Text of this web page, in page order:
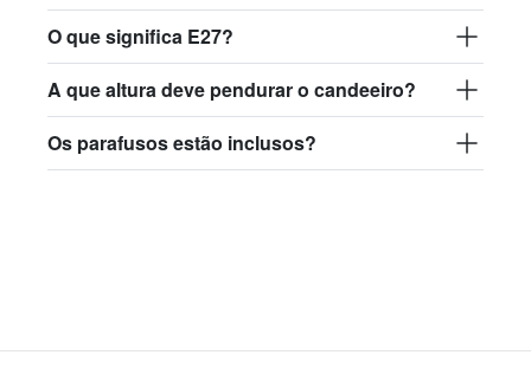
O que significa E27?
A que altura deve pendurar o candeeiro?
Os parafusos estão inclusos?